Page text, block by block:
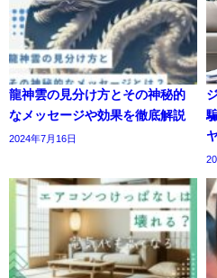
龍神雲の見分け方とその神秘的
なメッセージや効果を徹底解説
2024年7月16日